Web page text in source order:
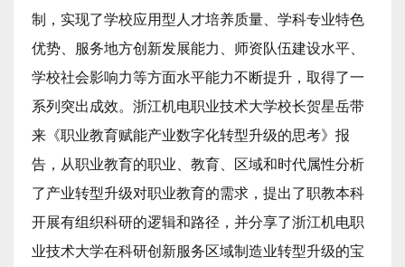
制，实现了学校应用型人才培养质量、学科专业特色
优势、服务地方创新发展能力、师资队伍建设水平、
学校社会影响力等方面水平能力不断提升，取得了一
系列突出成效。 浙江机电职业技术大学校长贺星岳带
来《职业教育赋能产业数字化转型升级的思考》报
告，从职业教育的职业、教育、区域和时代属性分析
了产业转型升级对职业教育的需求，提出了职教本科
开展有组织科研的逻辑和路径，并分享了浙江机电职
业技术大学在科研创新服务区域制造业转型升级的宝